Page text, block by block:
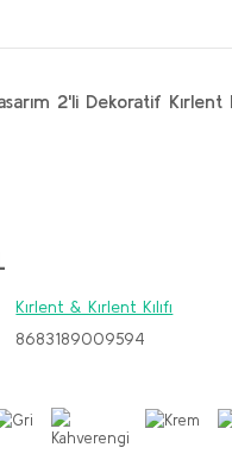
2'li Dekoratif Kırlent
Kırlent & Kırlent Kılıfı
8683189009594